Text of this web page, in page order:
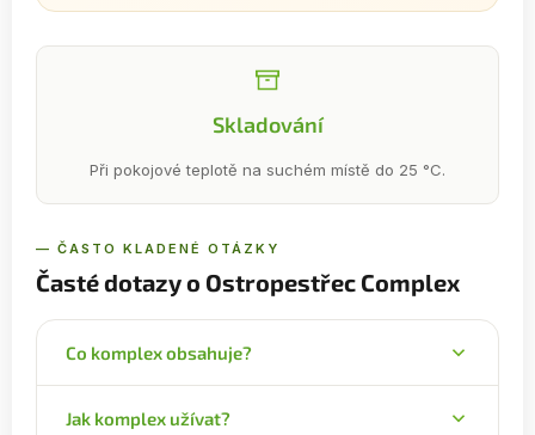
Skladování
Při pokojové teplotě na suchém místě do 25 °C.
— ČASTO KLADENÉ OTÁZKY
Časté dotazy o Ostropestřec Complex
Co komplex obsahuje?
silymarinu), artyčok, kurkumin, cholin a černý pepř
Jak komplex užívat?